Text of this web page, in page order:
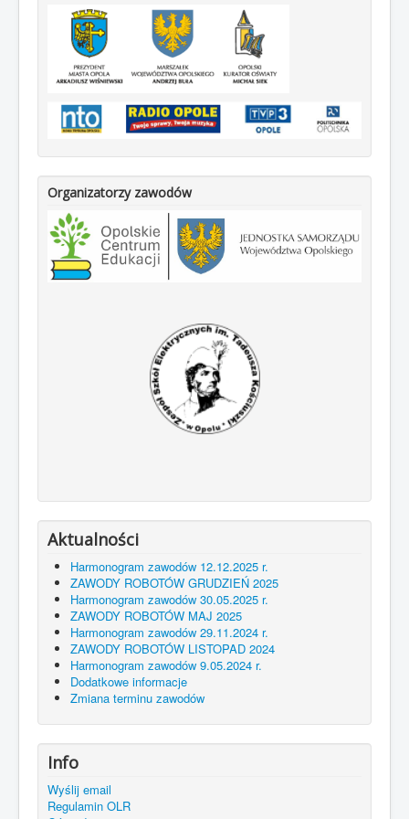
Organizatorzy zawodów
Aktualności
Harmonogram zawodów 12.12.2025 r.
ZAWODY ROBOTÓW GRUDZIEŃ 2025
Harmonogram zawodów 30.05.2025 r.
ZAWODY ROBOTÓW MAJ 2025
Harmonogram zawodów 29.11.2024 r.
ZAWODY ROBOTÓW LISTOPAD 2024
Harmonogram zawodów 9.05.2024 r.
Dodatkowe informacje
Zmiana terminu zawodów
Info
Wyślij email
Regulamin OLR